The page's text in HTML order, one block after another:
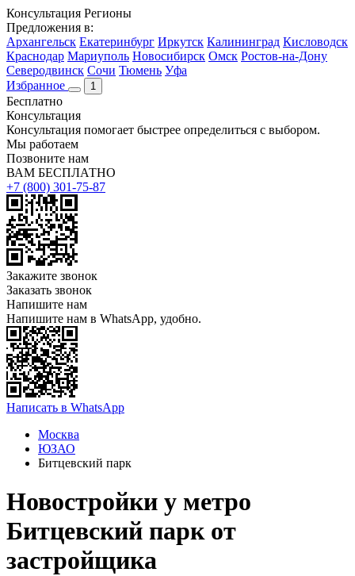
Консультация Регионы
Предложения в:
Архангельск Екатеринбург Иркутск Калининград Кисловодск
Краснодар Мариуполь Новосибирск Омск Ростов-на-Дону
Северодвинск Сочи Тюмень Уфа
Избранное
1
Бесплатно
Консультация
Консультация помогает быстрее определиться с выбором.
Мы работаем
Позвоните нам
ВАМ БЕСПЛАТНО
+7 (800) 301-75-87
Закажите звонок
Заказать звонок
Напишите нам
Напишите нам в WhatsApp, удобно.
Написать в WhatsApp
Москва
ЮЗАО
Битцевский парк
Новостройки у метро
Битцевский парк от
застройщика